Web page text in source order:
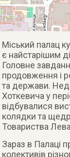
Міський палац
є найстарішим
Головне
продовження і
та держави.
Хоткевича у
відбувалися
колядки та
Товариства Лева
Зараз в Палаці
колективів